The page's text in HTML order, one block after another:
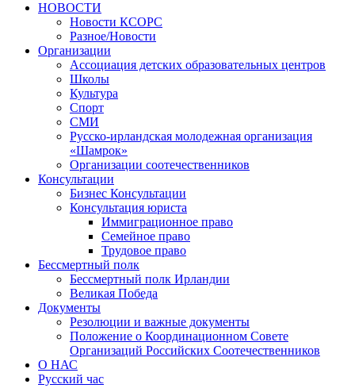
НОВОСТИ
Новости КСОРС
Разное/Новости
Организации
Ассоциация детских образовательных центров
Школы
Культура
Спорт
СМИ
Русско-ирландская молодежная организация
«Шамрок»
Организации соотечественников
Консультации
Бизнес Консультации
Консультация юриста
Иммиграционное право
Семейное право
Трудовое право
Бессмертный полк
Бессмертный полк Ирландии
Великая Победа
Документы
Резолюции и важные документы
Положение о Координационном Совете
Организаций Российских Соотечественников
О НАС
Русский час